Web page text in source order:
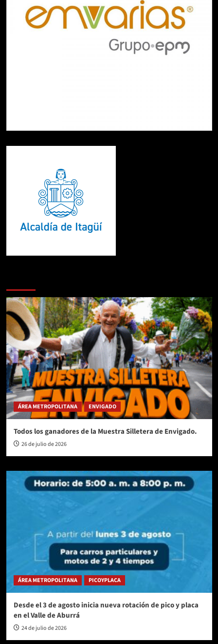
ÁREA METROPOLITANA ENVIGADO
Todos los ganadores de la Muestra Silletera de Envigado.
26 de julio de 2026
ÁREA METROPOLITANA PICOYPLACA
Desde el 3 de agosto inicia nueva rotación de pico y placa
en el Valle de Aburrá
24 de julio de 2026